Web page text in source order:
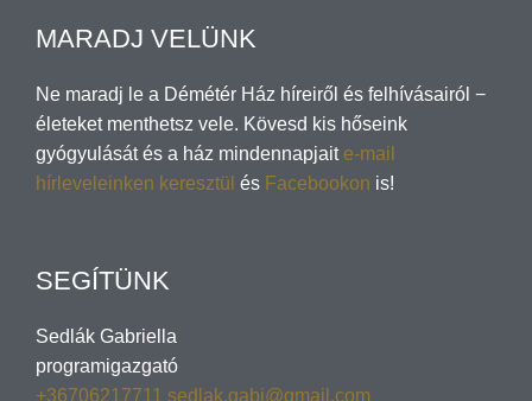
MARADJ VELÜNK
Ne maradj le a Démétér Ház híreiről és felhívásairól −
életeket menthetsz vele. Kövesd kis hőseink
gyógyulását és a ház mindennapjait e-mail
hírleveleinken keresztül és Facebookon is!
SEGÍTÜNK
Sedlák Gabriella
programigazgató
+36706217711 sedlak.gabi@gmail.com